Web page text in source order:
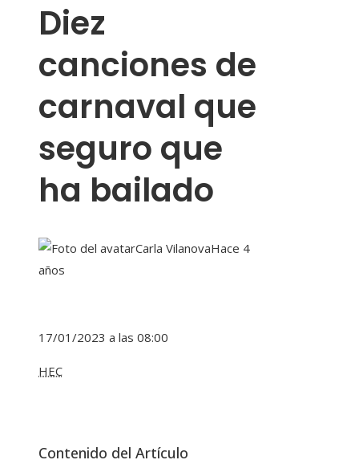
Diez
canciones de
carnaval que
seguro que
ha bailado
Carla VilanovaHace 4
años
17/01/2023 a las 08:00
HEC
Contenido del Artículo